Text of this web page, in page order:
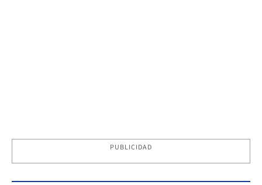
PUBLICIDAD